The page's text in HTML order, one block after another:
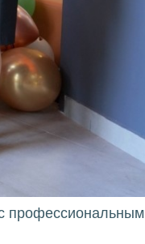
профессиональным